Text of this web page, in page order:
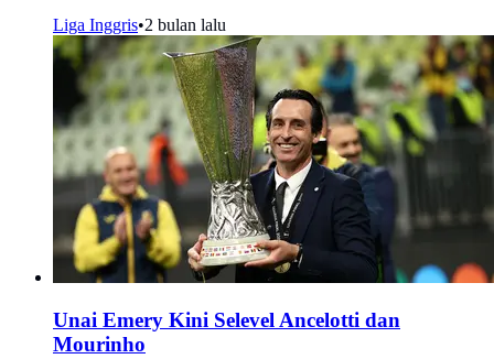
Liga Inggris•2 bulan lalu
Unai Emery Kini Selevel Ancelotti dan
Mourinho